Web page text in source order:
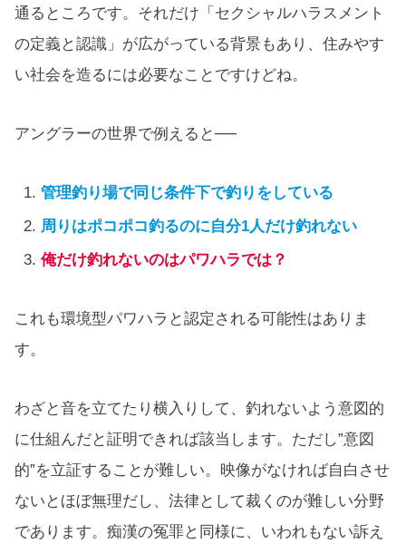
通るところです。それだけ「セクシャルハラスメント
の定義と認識」が広がっている背景もあり、住みやす
い社会を造るには必要なことですけどね。
アングラーの世界で例えると──
管理釣り場で同じ条件下で釣りをしている
周りはポコポコ釣るのに自分1人だけ釣れない
俺だけ釣れないのはパワハラでは？
これも環境型パワハラと認定される可能性はありま
す。
わざと音を立てたり横入りして、釣れないよう意図的
に仕組んだと証明できれば該当します。ただし”意図
的”を立証することが難しい。映像がなければ自白させ
ないとほぼ無理だし、法律として裁くのが難しい分野
であります。痴漢の冤罪と同様に、いわれもない訴え